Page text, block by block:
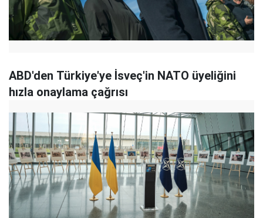
ABD'den Türkiye'ye İsveç'in NATO üyeliğini
hızla onaylama çağrısı